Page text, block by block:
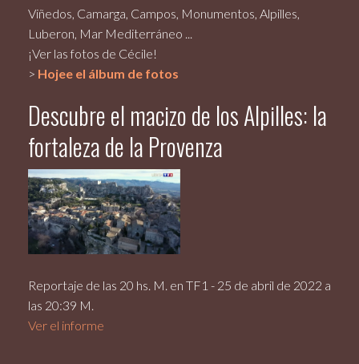
Viñedos, Camarga, Campos, Monumentos, Alpilles,
Luberon, Mar Mediterráneo ...
¡Ver las fotos de Cécile!
> Hojee el álbum de fotos
Descubre el macizo de los Alpilles: la
fortaleza de la Provenza
Reportaje de las 20 hs. M. en TF1 - 25 de abril de 2022 a
las 20:39 M.
Ver el informe